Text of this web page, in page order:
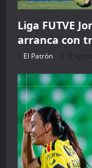
Liga FUTVE
arranca con
El Patrón 5